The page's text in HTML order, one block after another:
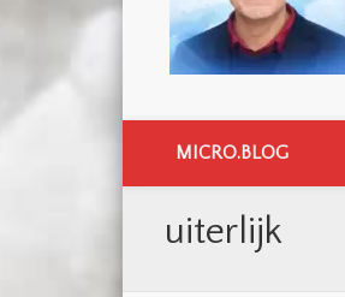
MICRO.BLOG
uiterlijk